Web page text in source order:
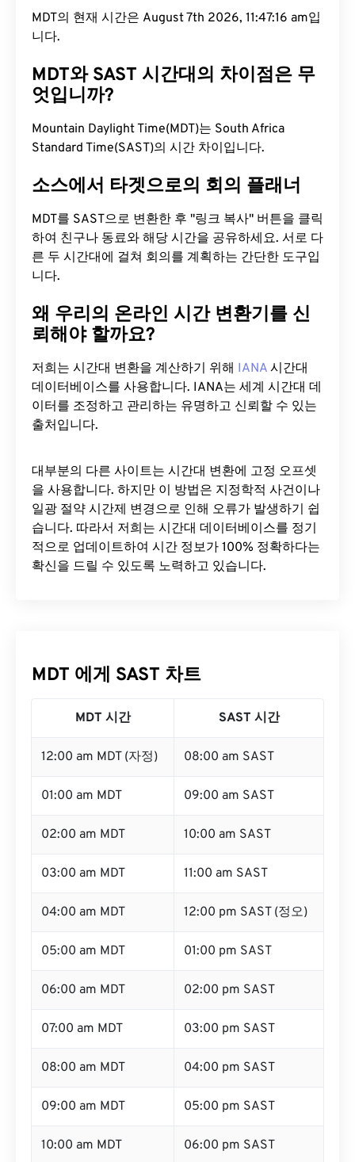
MDT의 현재 시간은 August 7th 2026, 11:47:17 am입
니다.
MDT와 SAST 시간대의 차이점은 무
엇입니까?
Mountain Daylight Time(MDT)는 South Africa
Standard Time(SAST)의 시간 차이입니다.
소스에서 타겟으로의 회의 플래너
MDT를 SAST으로 변환한 후 "링크 복사" 버튼을 클릭
하여 친구나 동료와 해당 시간을 공유하세요. 서로 다
른 두 시간대에 걸쳐 회의를 계획하는 간단한 도구입
니다.
왜 우리의 온라인 시간 변환기를 신
뢰해야 할까요?
저희는 시간대 변환을 계산하기 위해 IANA 시간대
데이터베이스를 사용합니다. IANA는 세계 시간대 데
이터를 조정하고 관리하는 유명하고 신뢰할 수 있는
출처입니다.
대부분의 다른 사이트는 시간대 변환에 ​​고정 오프셋
을 사용합니다. 하지만 이 방법은 지정학적 사건이나
일광 절약 시간제 변경으로 인해 오류가 발생하기 쉽
습니다. 따라서 저희는 시간대 데이터베이스를 정기
적으로 업데이트하여 시간 정보가 100% 정확하다는
확신을 드릴 수 있도록 노력하고 있습니다.
MDT 에게 SAST 차트
MDT 시간 SAST 시간
12:00 am MDT (자정) 08:00 am SAST
01:00 am MDT 09:00 am SAST
02:00 am MDT 10:00 am SAST
03:00 am MDT 11:00 am SAST
04:00 am MDT 12:00 pm SAST (정오)
05:00 am MDT 01:00 pm SAST
06:00 am MDT 02:00 pm SAST
07:00 am MDT 03:00 pm SAST
08:00 am MDT 04:00 pm SAST
09:00 am MDT 05:00 pm SAST
10:00 am MDT 06:00 pm SAST